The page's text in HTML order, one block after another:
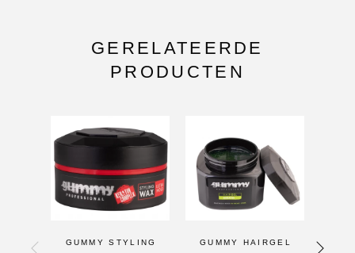
GERELATEERDE
PRODUCTEN
GUMMY STYLING
GUMMY HAIRGEL